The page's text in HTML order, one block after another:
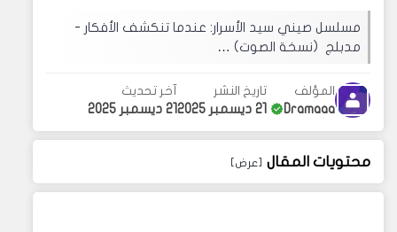
إحدى الأقسام فهناك محتوى مثير للإهتمام قد
يروق لك !
مسلسل صيني سيد الأسرار: عندما تنكشف الأفكار -
مدبلج (نسخة الصوت) …
المؤلف
Dramaaa
تاريخ النشر
21 ديسمبر 2025
آخر تحديث
21 ديسمبر 2025
محتويات المقال